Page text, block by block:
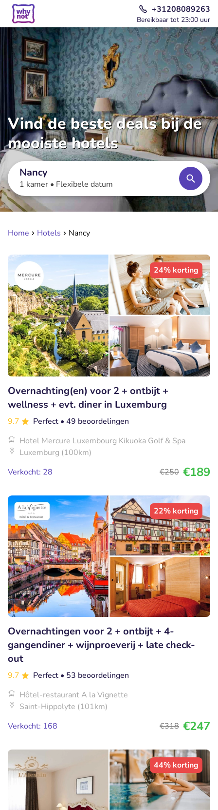
+31208089263
Bereikbaar tot 23:00 uur
Vind de beste deals bij de
mooiste hotels
Nancy
1 kamer • Flexibele datum
Home Hotels Nancy
24% korting
Overnachting(en) voor 2 + ontbijt +
wellness + evt. diner in Luxemburg
9.7 Perfect • 49 beoordelingen
Hotel Mercure Luxembourg Kikuoka Golf & Spa
Luxemburg (100km)
Verkocht: 28
€250 €189
22% korting
Overnachtingen voor 2 + ontbijt + 4-
gangendiner + wijnproeverij + late check-
out
9.7 Perfect • 53 beoordelingen
Hôtel-restaurant A la Vignette
Saint-Hippolyte (101km)
Verkocht: 168
€318 €247
44% korting